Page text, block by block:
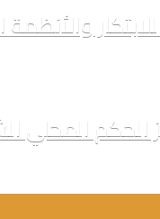
الحكم المحلي